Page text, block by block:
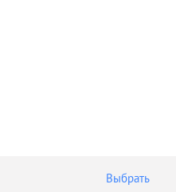
Выбрать